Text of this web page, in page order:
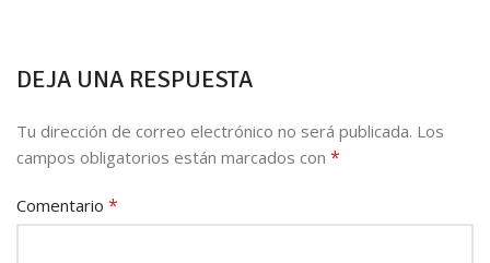
DEJA UNA RESPUESTA
Tu dirección de correo electrónico no será publicada. Los
campos obligatorios están marcados con *
Comentario *